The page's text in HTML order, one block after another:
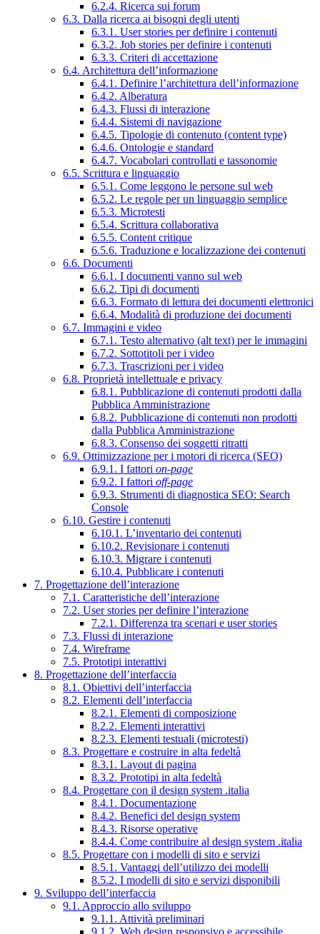
6.2.4. Ricerca sui forum
6.3. Dalla ricerca ai bisogni degli utenti
6.3.1. User stories per definire i contenuti
6.3.2. Job stories per definire i contenuti
6.3.3. Criteri di accettazione
6.4. Architettura dell’informazione
6.4.1. Definire l’architettura dell’informazione
6.4.2. Alberatura
6.4.3. Flussi di interazione
6.4.4. Sistemi di navigazione
6.4.5. Tipologie di contenuto (content type)
6.4.6. Ontologie e standard
6.4.7. Vocabolari controllati e tassonomie
6.5. Scrittura e linguaggio
6.5.1. Come leggono le persone sul web
6.5.2. Le regole per un linguaggio semplice
6.5.3. Microtesti
6.5.4. Scrittura collaborativa
6.5.5. Content critique
6.5.6. Traduzione e localizzazione dei contenuti
6.6. Documenti
6.6.1. I documenti vanno sul web
6.6.2. Tipi di documenti
6.6.3. Formato di lettura dei documenti elettronici
6.6.4. Modalità di produzione dei documenti
6.7. Immagini e video
6.7.1. Testo alternativo (alt text) per le immagini
6.7.2. Sottotitoli per i video
6.7.3. Trascrizioni per i video
6.8. Proprietà intellettuale e privacy
6.8.1. Pubblicazione di contenuti prodotti dalla
Pubblica Amministrazione
6.8.2. Pubblicazione di contenuti non prodotti
dalla Pubblica Amministrazione
6.8.3. Consenso dei soggetti ritratti
6.9. Ottimizzazione per i motori di ricerca (SEO)
6.9.1. I fattori on-page
6.9.2. I fattori off-page
6.9.3. Strumenti di diagnostica SEO: Search
Console
6.10. Gestire i contenuti
6.10.1. L’inventario dei contenuti
6.10.2. Revisionare i contenuti
6.10.3. Migrare i contenuti
6.10.4. Pubblicare i contenuti
7. Progettazione dell’interazione
7.1. Caratteristiche dell’interazione
7.2. User stories per definire l’interazione
7.2.1. Differenza tra scenari e user stories
7.3. Flussi di interazione
7.4. Wireframe
7.5. Prototipi interattivi
8. Progettazione dell’interfaccia
8.1. Obiettivi dell’interfaccia
8.2. Elementi dell’interfaccia
8.2.1. Elementi di composizione
8.2.2. Elementi interattivi
8.2.3. Elementi testuali (microtesti)
8.3. Progettare e costruire in alta fedeltà
8.3.1. Layout di pagina
8.3.2. Prototipi in alta fedeltà
8.4. Progettare con il design system .italia
8.4.1. Documentazione
8.4.2. Benefici del design system
8.4.3. Risorse operative
8.4.4. Come contribuire al design system .italia
8.5. Progettare con i modelli di sito e servizi
8.5.1. Vantaggi dell’utilizzo dei modelli
8.5.2. I modelli di sito e servizi disponibili
9. Sviluppo dell’interfaccia
9.1. Approccio allo sviluppo
9.1.1. Attività preliminari
9.1.2. Web design responsivo e accessibile